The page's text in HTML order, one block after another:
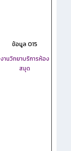
ข้อมูล O15
งานวิทยาบริการห้อง
สมุด